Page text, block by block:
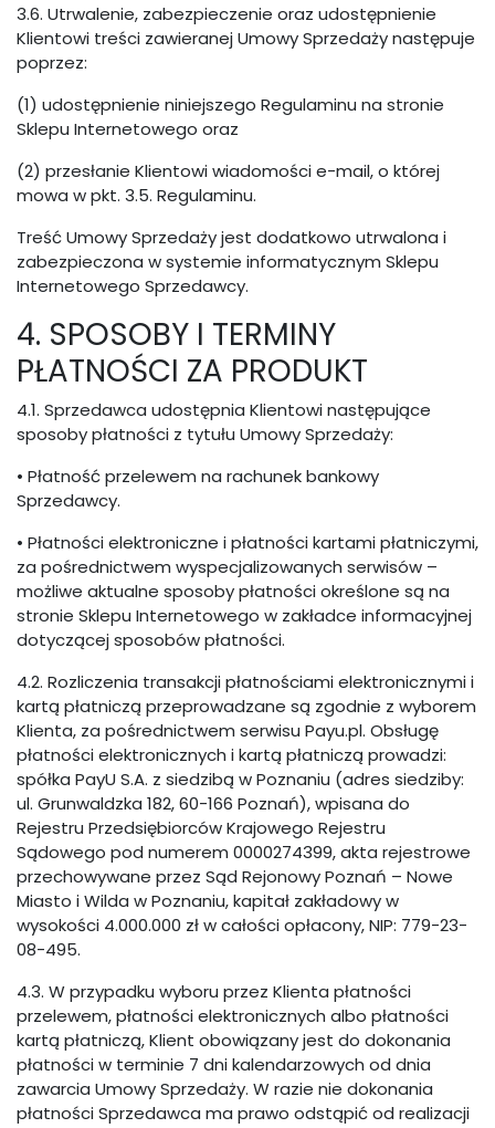
3.6. Utrwalenie, zabezpieczenie oraz udostępnienie
Klientowi treści zawieranej Umowy Sprzedaży następuje
poprzez:
(1) udostępnienie niniejszego Regulaminu na stronie
Sklepu Internetowego oraz
(2) przesłanie Klientowi wiadomości e-mail, o której
mowa w pkt. 3.5. Regulaminu.
Treść Umowy Sprzedaży jest dodatkowo utrwalona i
zabezpieczona w systemie informatycznym Sklepu
Internetowego Sprzedawcy.
4. SPOSOBY I TERMINY
PŁATNOŚCI ZA PRODUKT
4.1. Sprzedawca udostępnia Klientowi następujące
sposoby płatności z tytułu Umowy Sprzedaży:
• Płatność przelewem na rachunek bankowy
Sprzedawcy.
• Płatności elektroniczne i płatności kartami płatniczymi,
za pośrednictwem wyspecjalizowanych serwisów –
możliwe aktualne sposoby płatności określone są na
stronie Sklepu Internetowego w zakładce informacyjnej
dotyczącej sposobów płatności.
4.2. Rozliczenia transakcji płatnościami elektronicznymi i
kartą płatniczą przeprowadzane są zgodnie z wyborem
Klienta, za pośrednictwem serwisu Payu.pl. Obsługę
płatności elektronicznych i kartą płatniczą prowadzi:
spółka PayU S.A. z siedzibą w Poznaniu (adres siedziby:
ul. Grunwaldzka 182, 60-166 Poznań), wpisana do
Rejestru Przedsiębiorców Krajowego Rejestru
Sądowego pod numerem 0000274399, akta rejestrowe
przechowywane przez Sąd Rejonowy Poznań – Nowe
Miasto i Wilda w Poznaniu, kapitał zakładowy w
wysokości 4.000.000 zł w całości opłacony, NIP: 779-23-
08-495.
4.3. W przypadku wyboru przez Klienta płatności
przelewem, płatności elektronicznych albo płatności
kartą płatniczą, Klient obowiązany jest do dokonania
płatności w terminie 7 dni kalendarzowych od dnia
zawarcia Umowy Sprzedaży. W razie nie dokonania
płatności Sprzedawca ma prawo odstąpić od realizacji